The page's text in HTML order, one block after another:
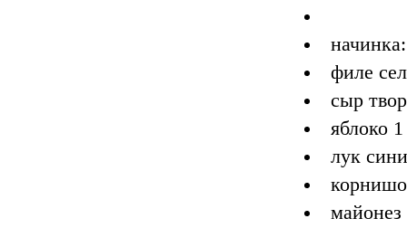
начинка:
филе
сыр
яблоко
лук
майонез